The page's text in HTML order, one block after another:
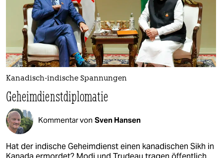
Kanadisch-indische Spannungen
Geheimdienstdiplomatie
Kommentar von Sven Hansen
Hat der indische Geheimdienst einen kanadischen Sikh in